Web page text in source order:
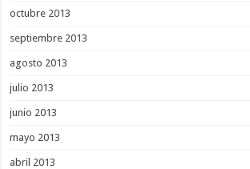
octubre 2013
septiembre 2013
agosto 2013
julio 2013
junio 2013
mayo 2013
abril 2013